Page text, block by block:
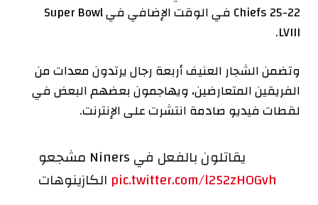
Chiefs 25-22 في الوقت الإضافي في Super Bowl
LVIII.
وتضمن الشجار العنيف أربعة رجال يرتدون معدات من
الفريقين المتعارضين، ويهاجمون بعضهم البعض في
لقطات فيديو صادمة انتشرت على الإنترنت.
مشجعو Niners يقاتلون بالفعل في
pic.twitter.com/l252zHOGvh